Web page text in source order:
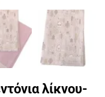
λίκνου-